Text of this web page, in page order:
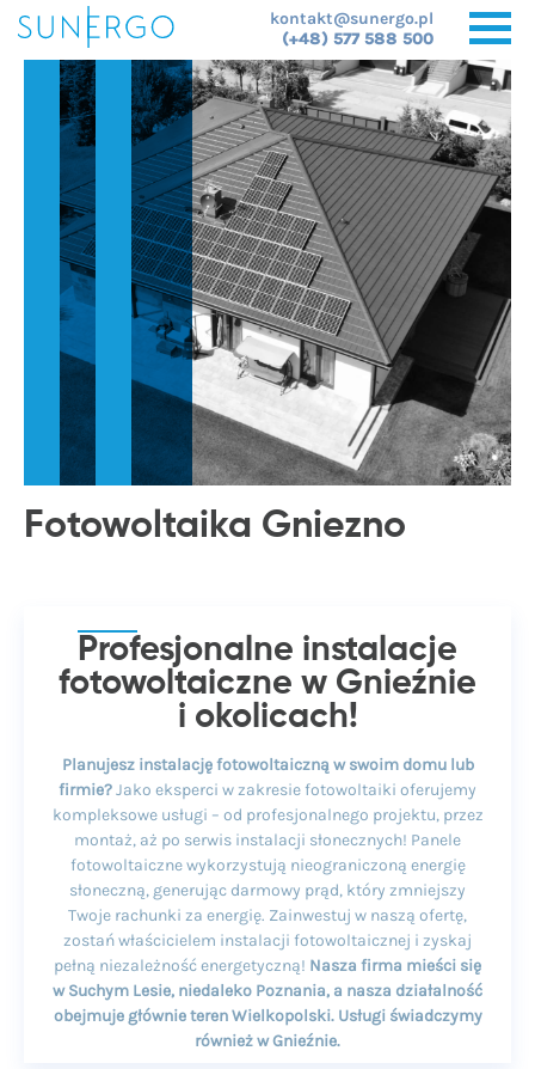
kontakt@sunergo.pl
(+48) 577 588 500
Fotowoltaika Gniezno
Profesjonalne instalacje
fotowoltaiczne w Gnieźnie
i okolicach!
Planujesz instalację fotowoltaiczną w swoim domu lub
firmie?Jako eksperci w zakresie fotowoltaiki oferujemy
kompleksowe usługi – od profesjonalnego projektu, przez
montaż, aż po serwis instalacji słonecznych! Panele
fotowoltaiczne wykorzystują nieograniczoną energię
słoneczną, generując darmowy prąd, który zmniejszy
Twoje rachunki za energię. Zainwestuj w naszą ofertę,
zostań właścicielem instalacji fotowoltaicznej i zyskaj
pełną niezależność energetyczną! Nasza firma mieści się
w Suchym Lesie, niedaleko Poznania, a nasza działalność
obejmuje głównie teren Wielkopolski. Usługi świadczymy
również w Gnieźnie.